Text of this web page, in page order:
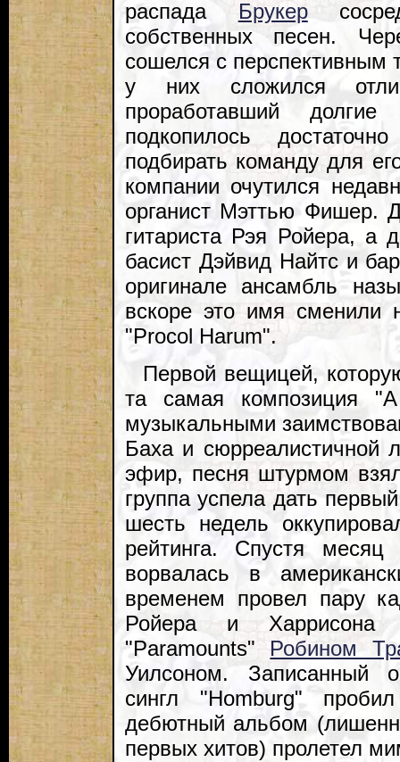
распада Брукер
собственных песен.
сошелся с
у них сложился
проработавший
подкопилось
подбирать команду для
компании очутился
органист Мэттью Фишер.
гитариста Рэя Ройера, а
басист Дэйвид Найтс и
оригинале ансамбль
вскоре это имя сменили
"Procol Harum".
Первой вещицей,
та самая композиция
музыкальными
Баха и сюрреалистичной
эфир, песня штурмом
группа успела дать
шесть недель
рейтинга. Спустя
ворвалась в
временем провел пару
Ройера и Харрисона
"Paramounts" Робином
Уилсоном. Записанный
сингл "Homburg"
дебютный альбом
первых хитов) пролетел